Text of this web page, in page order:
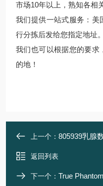
市场10年以上，熟知各相
我们提供一站式服务：美
行分拣后发给您指定地址。
我们也可以根据您的要求
的地！
上一个： 805939乳腺
返回列表
下一个： True